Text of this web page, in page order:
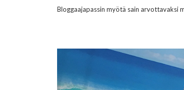
Bloggaajapassin myötä sain arvottavaksi